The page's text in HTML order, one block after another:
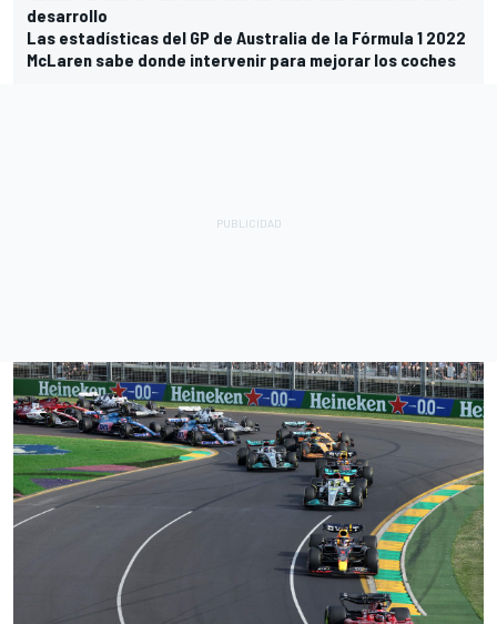
desarrollo
Las estadísticas del GP de Australia de la Fórmula 1 2022
McLaren sabe donde intervenir para mejorar los coches